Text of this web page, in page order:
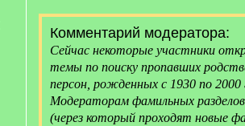
Комментарий модератора:
Сейчас некоторые участники
темы по поиску пропавших
персон, рожденных с 1930 по 2000
Модераторам фамильных
(через который проходят новые